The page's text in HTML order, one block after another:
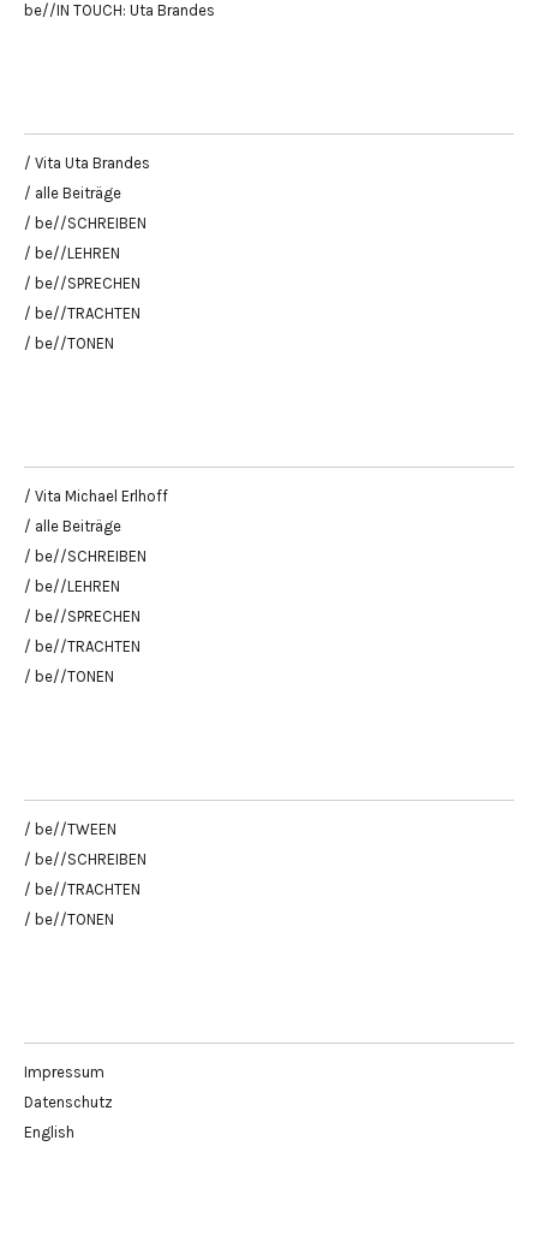
be//IN TOUCH: Uta Brandes
/ Vita Uta Brandes
/ alle Beiträge
/ be//SCHREIBEN
/ be//LEHREN
/ be//SPRECHEN
/ be//TRACHTEN
/ be//TONEN
/ Vita Michael Erlhoff
/ alle Beiträge
/ be//SCHREIBEN
/ be//LEHREN
/ be//SPRECHEN
/ be//TRACHTEN
/ be//TONEN
/ be//TWEEN
/ be//SCHREIBEN
/ be//TRACHTEN
/ be//TONEN
Impressum
Datenschutz
English